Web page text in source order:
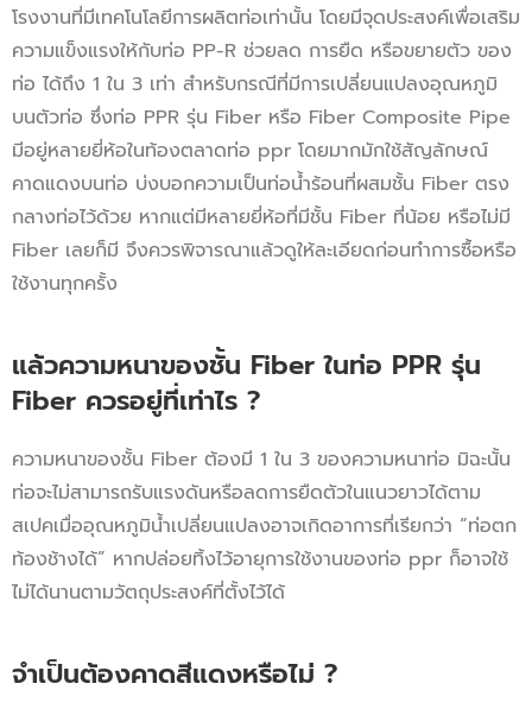
โรงงานที่มีเทคโนโลยีการผลิตท่อเท่านั้น โดยมีจุดประสงค์เพื่อเสริม
ความแข็งแรงให้กับท่อ PP-R ช่วยลด การยืด หรือขยายตัว ของ
ท่อ ได้ถึง 1 ใน 3 เท่า สำหรับกรณีที่มีการเปลี่ยนแปลงอุณหภูมิ
บนตัวท่อ ซึ่งท่อ PPR รุ่น Fiber หรือ Fiber Composite Pipe
มีอยู่หลายยี่ห้อในท้องตลาดท่อ ppr โดยมากมักใช้สัญลักษณ์
คาดแดงบนท่อ บ่งบอกความเป็นท่อน้ำร้อนที่ผสมชั้น Fiber ตรง
กลางท่อไว้ด้วย หากแต่มีหลายยี่ห้อที่มีชั้น Fiber ที่น้อย หรือไม่มี
Fiber เลยก็มี จึงควรพิจารณาแล้วดูให้ละเอียดก่อนทำการซื้อหรือ
ใช้งานทุกครั้ง
แล้วความหนาของชั้น Fiber ในท่อ PPR รุ่น
Fiber ควรอยู่ที่เท่าไร ?
ความหนาของชั้น Fiber ต้องมี 1 ใน 3 ของความหนาท่อ มิฉะนั้น
ท่อจะไม่สามารถรับแรงดันหรือลดการยืดตัวในแนวยาวได้ตาม
สเปคเมื่ออุณหภูมิน้ำเปลี่ยนแปลงอาจเกิดอาการที่เรียกว่า “ท่อตก
ท้องช้างได้” หากปล่อยทิ้งไว้อายุการใช้งานของท่อ ppr ก็อาจใช้
ไม่ได้นานตามวัตถุประสงค์ที่ตั้งไว้ได้
จำเป็นต้องคาดสีแดงหรือไม่ ?